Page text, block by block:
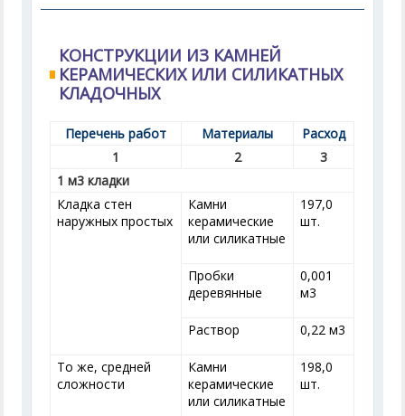
КОНСТРУКЦИИ ИЗ КАМНЕЙ
КЕРАМИЧЕСКИХ ИЛИ СИЛИКАТНЫХ
КЛАДОЧНЫХ
Перечень работ Материалы
Расход
1
2
3
1 м3 кладки
Кладка стен
наружных простых
Камни
керамические
или силикатные
197,0
шт.
Пробки
деревянные
0,001
м3
Раствор 0,22 м3
То же, средней
сложности
Камни
керамические
или силикатные
198,0
шт.